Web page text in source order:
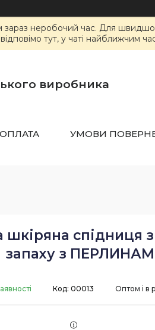
зараз неробочий час. Для
тут, у чаті найближчим
виробника
УМОВИ
шкіряна спідниця з
запаху з
Оптом і в
Код: 00013